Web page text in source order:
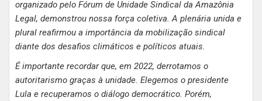
organizado pelo Fórum de Unidade Sindical da Amazônia
Legal, demonstrou nossa força coletiva. A plenária unida e
plural reafirmou a importância da mobilização sindical
diante dos desafios climáticos e políticos atuais.
É importante recordar que, em 2022, derrotamos o
autoritarismo graças à unidade. Elegemos o presidente
Lula e recuperamos o diálogo democrático. Porém,